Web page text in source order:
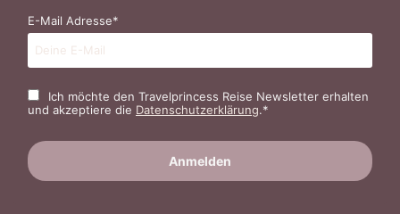
E-Mail Adresse*
Ich möchte den Travelprincess Reise Newsletter erhalten
und akzeptiere die Datenschutzerklärung.*